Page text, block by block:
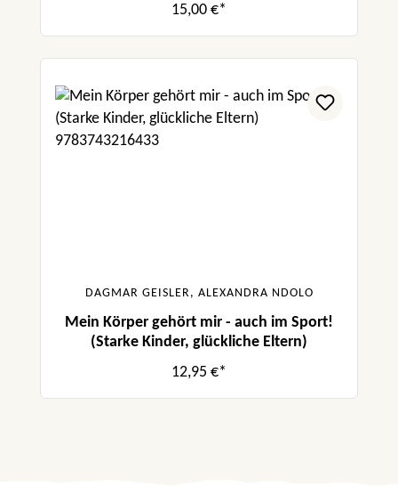
15,00 €*
DAGMAR GEISLER, ALEXANDRA NDOLO
Mein Körper gehört mir - auch im Sport!
(Starke Kinder, glückliche Eltern)
12,95 €*